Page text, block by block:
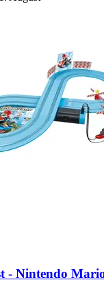
-​ Nintendo